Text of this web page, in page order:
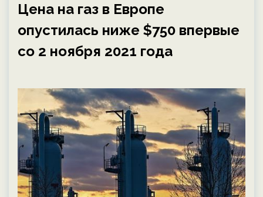
Цена на газ в Европе
опустилась ниже $750 впервые
со 2 ноября 2021 года